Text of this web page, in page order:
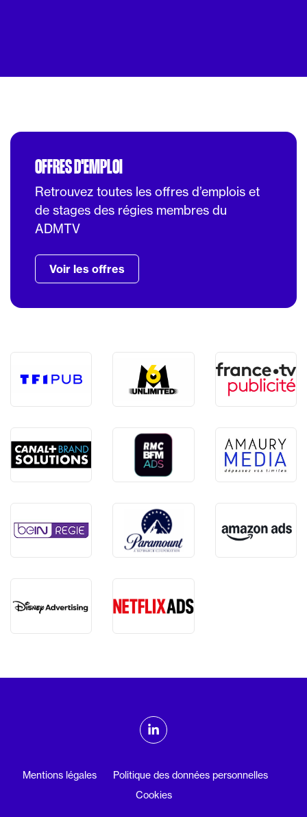
OFFRES D'EMPLOI
Retrouvez toutes les offres d’emplois et
de stages des régies membres du
ADMTV
Voir les offres
ADMTV sur les réseaux sociaux
Linkedin
Mentions légales
Politique des données personnelles
Cookies